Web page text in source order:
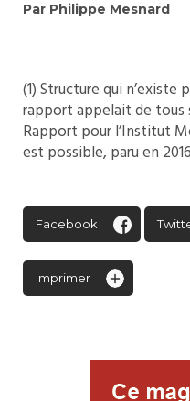
Par Philippe Mesnard
(1) Structure qui n’existe
rapport appelait de tous
Rapport pour l’Institut
est possible, paru en
Facebook
Imprimer